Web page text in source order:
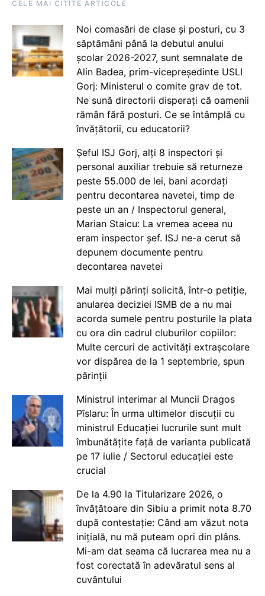
CELE MAI CITITE ARTICOLE
Noi comasări de clase și posturi, cu 3
săptămâni până la debutul anului
școlar 2026-2027, sunt semnalate de
Alin Badea, prim-vicepreședinte USLI
Gorj: Ministerul o comite grav de tot.
Ne sună directorii disperați că oamenii
rămân fără posturi. Ce se întâmplă cu
învățătorii, cu educatorii?
Șeful ISJ Gorj, alți 8 inspectori și
personal auxiliar trebuie să returneze
peste 55.000 de lei, bani acordați
pentru decontarea navetei, timp de
peste un an / Inspectorul general,
Marian Staicu: La vremea aceea nu
eram inspector șef. ISJ ne-a cerut să
depunem documente pentru
decontarea navetei
Mai mulți părinți solicită, într-o petiție,
anularea deciziei ISMB de a nu mai
acorda sumele pentru posturile la plata
cu ora din cadrul cluburilor copiilor:
Multe cercuri de activități extrașcolare
vor dispărea de la 1 septembrie, spun
părinții
Ministrul interimar al Muncii Dragos
Pîslaru: În urma ultimelor discuții cu
ministrul Educației lucrurile sunt mult
îmbunătățite față de varianta publicată
pe 17 iulie / Sectorul educației este
crucial
De la 4.90 la Titularizare 2026, o
învățătoare din Sibiu a primit nota 8.70
după contestație: Când am văzut nota
inițială, nu mă puteam opri din plâns.
Mi-am dat seama că lucrarea mea nu a
fost corectată în adevăratul sens al
cuvântului